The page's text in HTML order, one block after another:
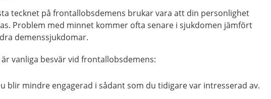
tecknet på frontallobsdemens brukar vara att din personlighet
Problem med minnet kommer ofta senare i sjukdomen jämfört
demenssjukdomar.
vanliga besvär vid frontallobsdemens:
blir mindre engagerad i sådant som du tidigare var intresserad av.